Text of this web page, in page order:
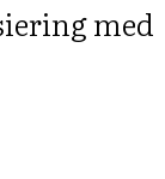
med